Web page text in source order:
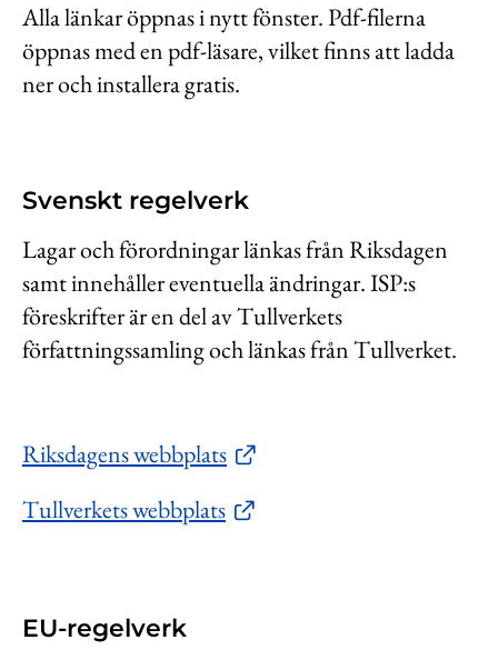
Lediga jobb
Kundwebben
Alla länkar öppnas i nytt fönster. Pdf-filerna
öppnas med en pdf-läsare, vilket finns att ladda
ner och installera gratis.
Svenskt regelverk
Lagar och förordningar länkas från Riksdagen
samt innehåller eventuella ändringar. ISP:s
föreskrifter är en del av Tullverkets
författningssamling och länkas från Tullverket.
Riksdagens webbplats
Tullverkets webbplats
EU-regelverk